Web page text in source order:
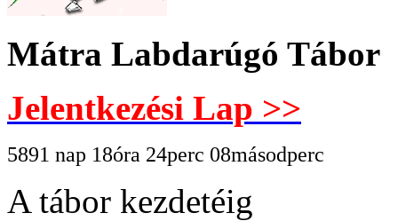
Mátra Labdarúgó Tábor
Jelentkezési Lap >>
5891 nap 18óra 24perc 08másodperc
A tábor kezdetéig